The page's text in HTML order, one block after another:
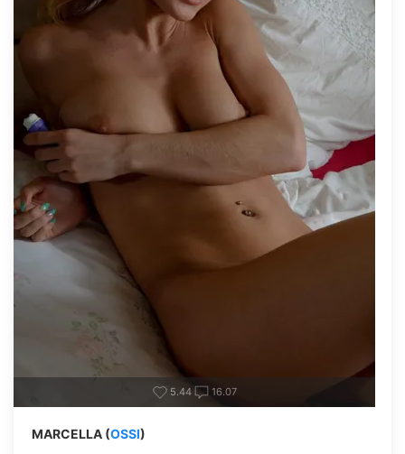
5.44 16.07
MARCELLA (OSSI)